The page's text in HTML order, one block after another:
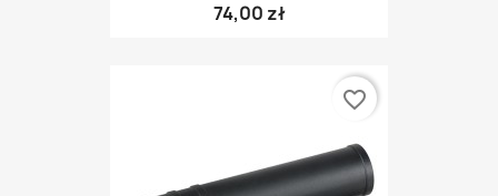
74,00 zł
favorite_border